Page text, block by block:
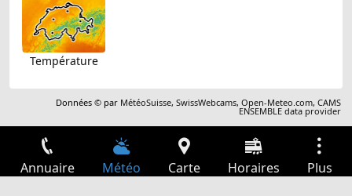
Température
Données © par MétéoSuisse,SwissWebcams,Open-Meteo.com,CAMS
ENSEMBLE data provider
Annuaire Météo Carte Horaires Plus